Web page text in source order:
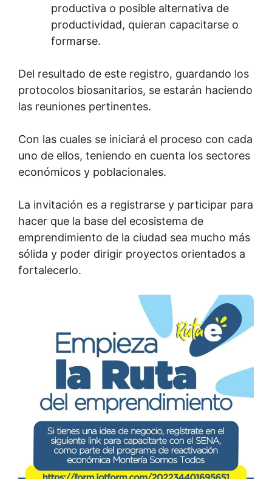
productiva o posible alternativa de
productividad, quieran capacitarse o
formarse.
Del resultado de este registro, guardando los
protocolos biosanitarios, se estarán haciendo
las reuniones pertinentes.
Con las cuales se iniciará el proceso con cada
uno de ellos, teniendo en cuenta los sectores
económicos y poblacionales.
La invitación es a registrarse y participar para
hacer que la base del ecosistema de
emprendimiento de la ciudad sea mucho más
sólida y poder dirigir proyectos orientados a
fortalecerlo.